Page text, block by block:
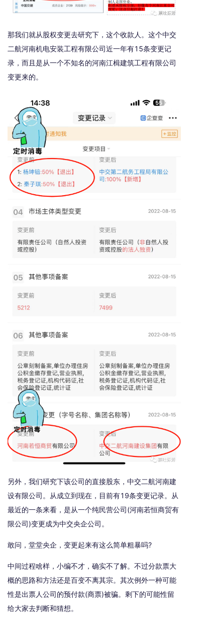
那我们就从股权变更去研究下，这个收款人。这个中交
二航河南机电安装工程有限公司近一年有15条变更记
录，而且是从一个不知名的河南江楫建筑工程有限公司
变更来的。
另外，我们研究下该公司的直接股东，中交二航河南建
设有限公司。从成立到现在，目前有19条变更记录。从
最近的一条来看，是从一个纯民营公司(河南若恒商贸有
限公司)变更成为中交央企公司。
敢问，堂堂央企，变更起来有这么简单粗暴吗?
中间过程啥样，小编不才，确实不了解。不过分款票大
概的思路和方法还是百变不离其宗。其次例外一种可能
性是出票人公司的预付款(商票)被骗。剩下的可能性留
给大家去判断和猜想。